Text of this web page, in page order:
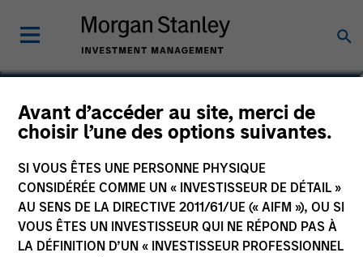
Avant d’accéder au site, merci de
choisir l’une des options suivantes.
SI VOUS ÊTES UNE PERSONNE PHYSIQUE
CONSIDÉRÉE COMME UN « INVESTISSEUR DE DÉTAIL »
AU SENS DE LA DIRECTIVE 2011/61/UE (« AIFM »), OU SI
VOUS ÊTES UN INVESTISSEUR QUI NE RÉPOND PAS À
LA DÉFINITION D’UN « INVESTISSEUR PROFESSIONNEL
Jonathan Frohlinger
Executive Director